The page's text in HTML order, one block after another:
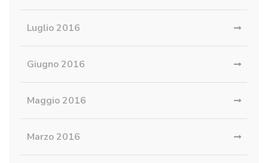
Luglio 2016
Giugno 2016
Maggio 2016
Marzo 2016